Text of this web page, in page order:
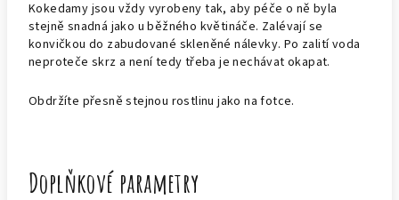
Kokedamy jsou vždy vyrobeny tak, aby péče o ně byla
stejně snadná jako u běžného květináče. Zalévají se
konvičkou do zabudované skleněné nálevky. Po zalití voda
neproteče skrz a není tedy třeba je nechávat okapat.
Obdržíte přesně stejnou rostlinu jako na fotce.
Doplňkové parametry